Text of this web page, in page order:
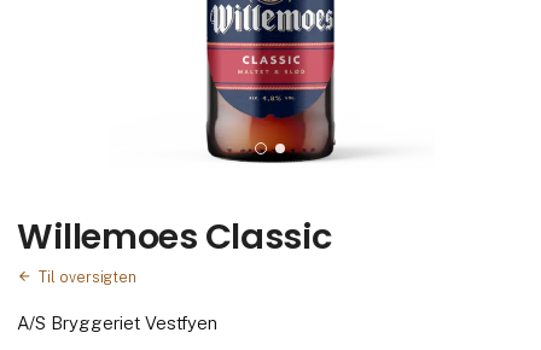
Willemoes Classic
Til oversigten
A/S Bryggeriet Vestfyen